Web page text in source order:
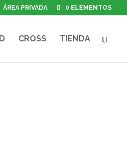
ÁREA PRIVADA 0 ELEMENTOS
CROSS TIENDA